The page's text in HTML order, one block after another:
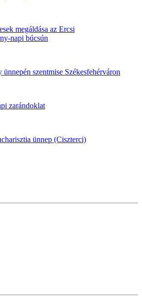
megáldása az Ercsi
napi búcsún
szentmise Székesfehérváron
zarándoklat
ünnep (Ciszterci)